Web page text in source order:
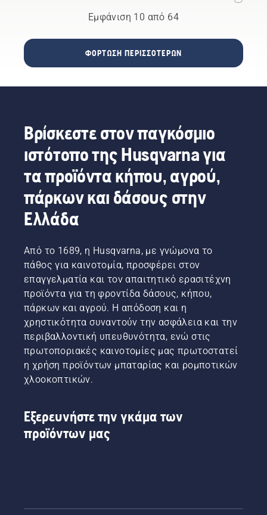
την ισχύ
και τη
ροπή
που
χρειάζεστε
εξαιρετικά
κλαδιά
κατά
μήκος
μιας
υψηλής
δουλειά
απαιτεί
ακρίβεια
ανά
πάσα
Διευθυντής
Ασφάλειας
της
Tree
Experts,
αποφάσισε
σε
πρώιμο
στάδιο
να
επενδύσει
Husqvarna
με το
μοναδικό
Εμφάνιση 10 από 64
ΦΌΡΤΩΣΗ ΠΕΡΙΣΣΌΤΕΡΩΝ
Βρίσκεστε στον παγκόσμιο
ιστότοπο της Husqvarna για
τα προϊόντα κήπου, αγρού,
πάρκων και δάσους στην
Ελλάδα
Από το 1689, η Husqvarna, με γνώμονα το
πάθος για καινοτομία, προσφέρει στον
επαγγελματία και τον απαιτητικό ερασιτέχνη
προϊόντα για τη φροντίδα δάσους, κήπου,
πάρκων και αγρού. Η απόδοση και η
χρηστικότητα συναντούν την ασφάλεια και την
περιβαλλοντική υπευθυνότητα, ενώ στις
πρωτοποριακές καινοτομίες μας πρωτοστατεί
η χρήση προϊόντων μπαταρίας και ρομποτικών
χλοοκοπτικών.
Εξερευνήστε την γκάμα των
προϊόντων μας